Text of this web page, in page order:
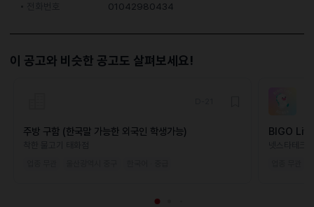
01042980434
이 공고와 비슷한 공고도 살펴보세요!
주방 구함 (한국말 가능한 외국인 학생가능) BIGO Live